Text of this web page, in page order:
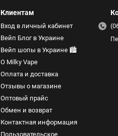
Клиентам
Вход в личный кабинет
Вейп Блог в Украине
Вейп шопы в Украине 🏙️
О Milky Vape
Оплата и доставка
Отзывы о магазине
Оптовый прайс
Обмен и возврат
Контактная информация
Пользовательское